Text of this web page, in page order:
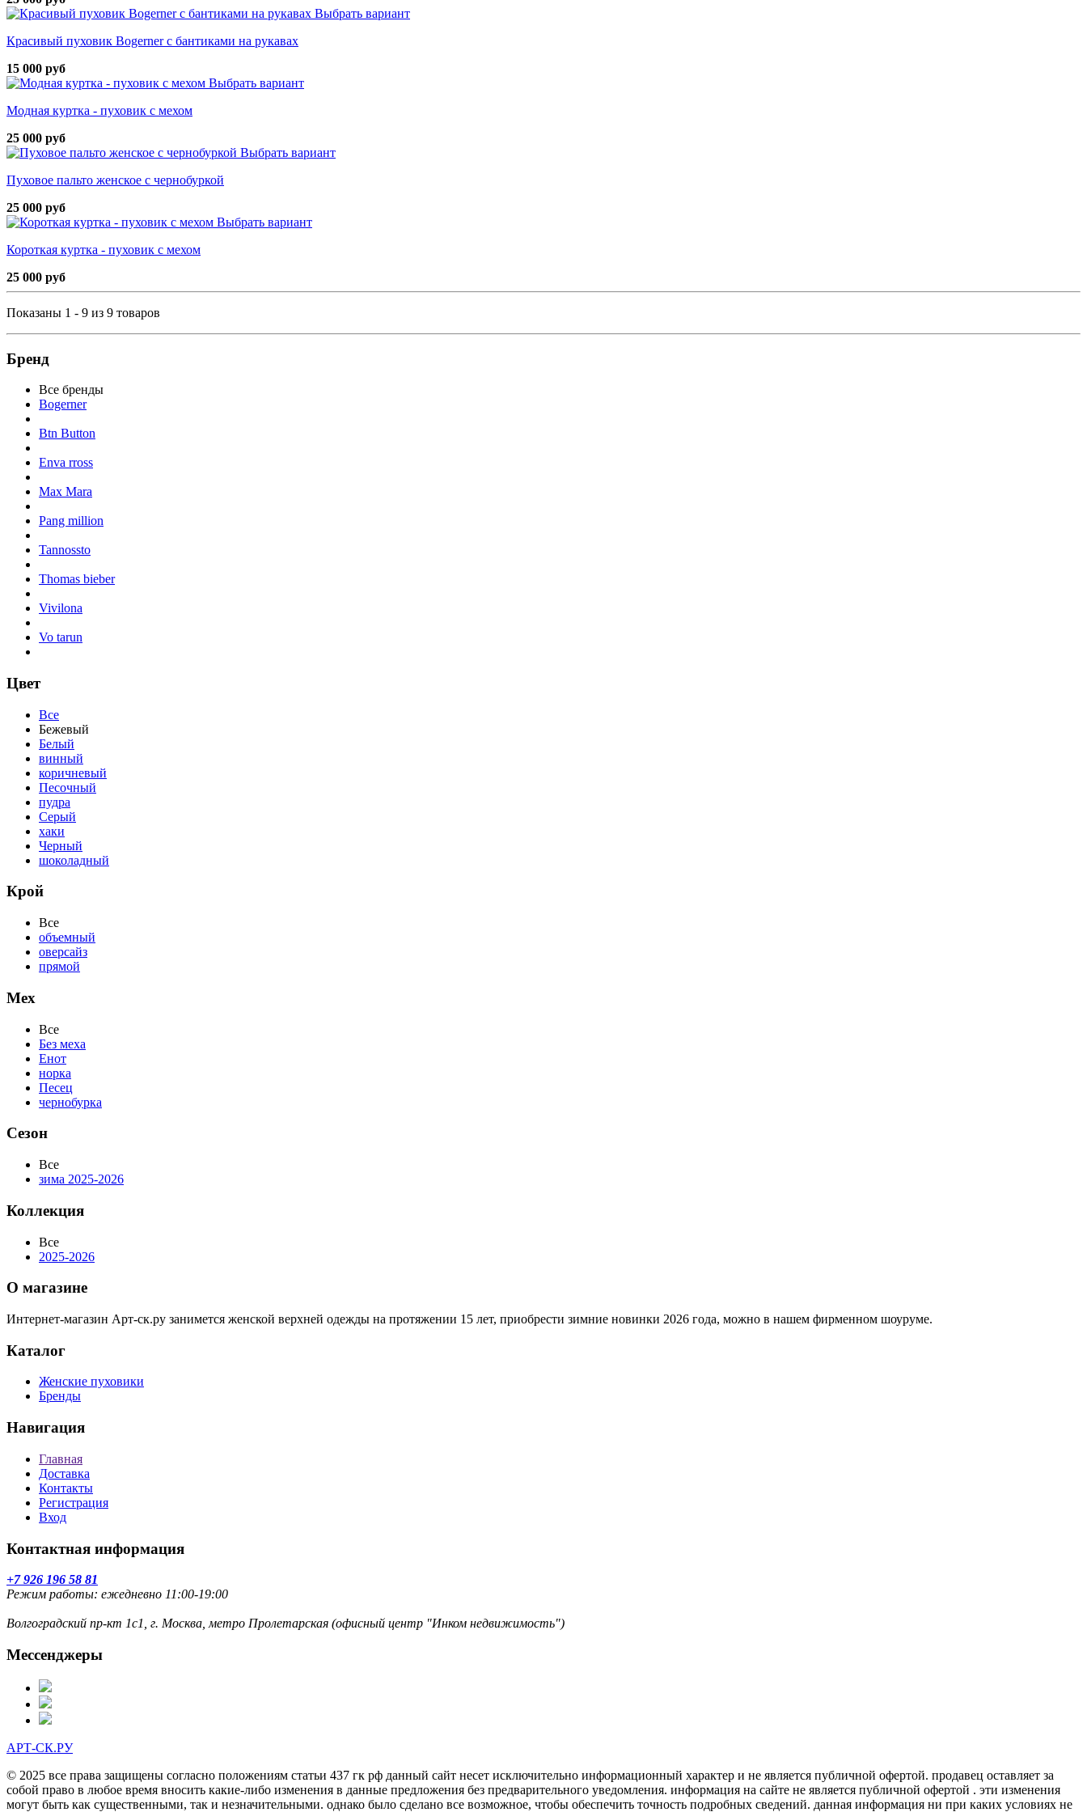
Выбрать вариант
Красивый пуховик Bogerner с бантиками на рукавах
15 000 руб
Выбрать вариант
Модная куртка - пуховик с мехом
25 000 руб
Выбрать вариант
Пуховое пальто женское с чернобуркой
25 000 руб
Выбрать вариант
Короткая куртка - пуховик с мехом
25 000 руб
Показаны 1 - 9 из 9 товаров
Бренд
Все бренды
Bogerner
Btn Button
Enva rross
Max Mara
Pang million
Tannossto
Thomas bieber
Vivilona
Vo tarun
Цвет
Все
Бежевый
Белый
винный
коричневый
Песочный
пудра
Серый
хаки
Черный
шоколадный
Крой
Все
объемный
оверсайз
прямой
Мех
Все
Без меха
Енот
норка
Песец
чернобурка
Сезон
Все
зима 2025-2026
Коллекция
Все
2025-2026
О магазине
Интернет-магазин Арт-ск.ру занимется женской верхней одежды на протяжении 15 лет, приобрести зимние новинки 2026 года, можно в нашем фирменном шоуруме.
Каталог
Женские пуховики
Бренды
Навигация
Главная
Доставка
Контакты
Регистрация
Вход
Контактная информация
+7 926 196 58 81
Режим работы: ежедневно 11:00-19:00
Волгоградский пр-кт 1с1, г. Москва, метро Пролетарская (офисный центр "Инком недвижимость")
Мессенджеры
АРТ-СК.РУ
© 2025 все права защищены согласно положениям статьи 437 гк рф данный сайт несет исключительно информационный характер и не является публичной офертой. продавец оставляет за
собой право в любое время вносить какие-либо изменения в данные предложения без предварительного уведомления. информация на сайте не является публичной офертой . эти изменения
могут быть как существенными, так и незначительными. однако было сделано все возможное, чтобы обеспечить точность подробных сведений. данная информация ни при каких условиях не